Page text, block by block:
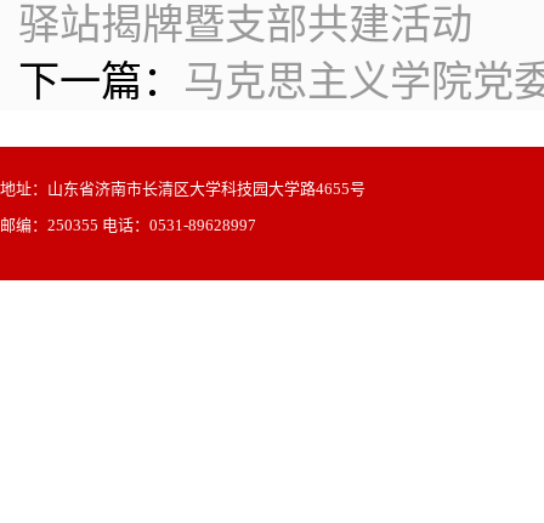
驿站揭牌暨支部共建活动
下一篇： 马克思主义学院党
地址：山东省济南市长清区大学科技园大学路4655号
邮编：250355 电话：0531-89628997